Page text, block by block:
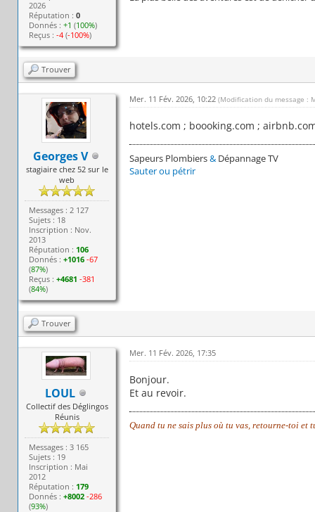
2026
Réputation :0
Donnés :+1 (100%)
Reçus :-4 (-100%)
Trouver
Georges V
stagiaire chez 52 sur le
web
Messages : 2 127
Sujets : 18
Inscription : Nov.
2013
Réputation : 106
Donnés :+1016 -67
(87%)
Reçus :+4681 -381
(84%)
Mer. 11 Fév. 2026, 10:22 (Modification du message :
hotels.com ; boooking.com ;
Sapeurs Plombiers&Dépannage TV
Sauter ou pétrir
Trouver
LOUL
Collectif des Déglingos
Réunis
Messages : 3 165
Sujets : 19
Inscription : Mai
2012
Réputation : 179
Donnés :+8002 -286
(93%)
Mer. 11 Fév. 2026, 17:35
Bonjour.
Et au revoir.
Quand tu ne sais plus où tu vas, retourne-toi